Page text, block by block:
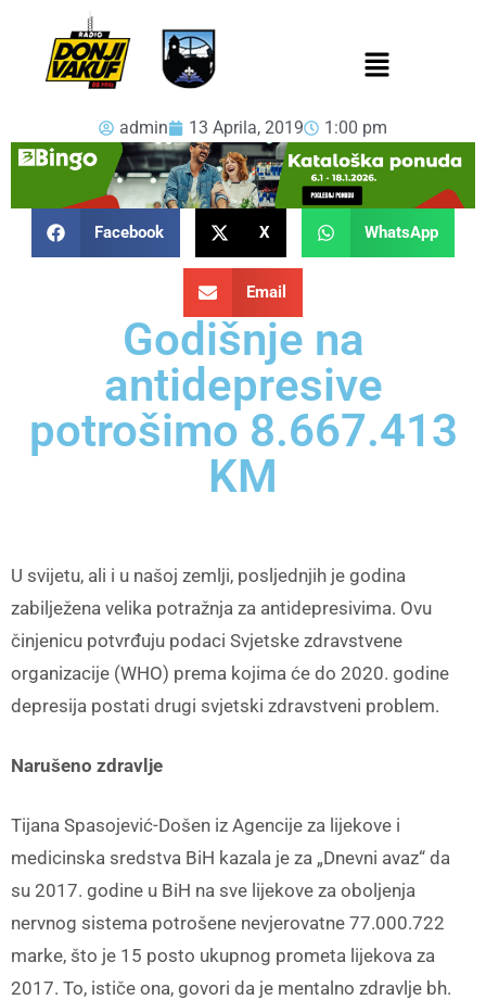
admin 13 Aprila, 2019 1:00 pm
Facebook X WhatsApp
Email
Godišnje na
antidepresive
potrošimo 8.667.413
KM
U svijetu, ali i u našoj zemlji, posljednjih je godina
zabilježena velika potražnja za antidepresivima. Ovu
činjenicu potvrđuju podaci Svjetske zdravstvene
organizacije (WHO) prema kojima će do 2020. godine
depresija postati drugi svjetski zdravstveni problem.
Narušeno zdravlje
Tijana Spasojević-Došen iz Agencije za lijekove i
medicinska sredstva BiH kazala je za „Dnevni avaz“ da
su 2017. godine u BiH na sve lijekove za oboljenja
nervnog sistema potrošene nevjerovatne 77.000.722
marke, što je 15 posto ukupnog prometa lijekova za
2017. To, ističe ona, govori da je mentalno zdravlje bh.